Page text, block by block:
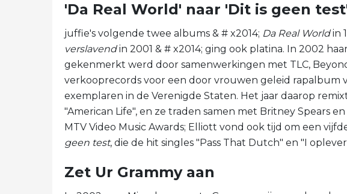
'Da Real World' naar 'Dit is geen
juffie's volgende twee albums & # x2014; Da Real Worldin
verslavendin 2001 & # x2014; ging ook platina. In 2002
gekenmerkt werd door samenwerkingen met TLC,
verkooprecords voor een door vrouwen geleid rapalbum
exemplaren in de Verenigde Staten. Het jaar daarop
"American Life", en ze traden samen met Britney Spears
MTV Video Music Awards; Elliott vond ook tijd om een
geen test, die de hit singles "Pass That Dutch" en "I
Zet Ur Grammy aan